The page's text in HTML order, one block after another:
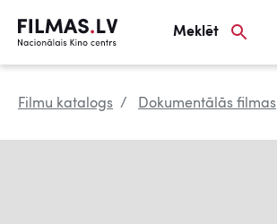
Meklēt
Filmu katalogs Dokumentālās filmas